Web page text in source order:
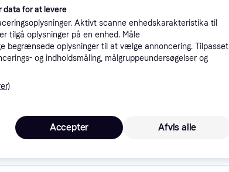
Bestillingsvare235 kr.
data for at levere
Aktivt scanne enhedskarakteristika til
tilgå oplysninger på en enhed. Måle
begrænsede oplysninger til at vælge annoncering. Tilpasset
og indholdsmåling, målgruppeundersøgelser og
Afvis alle
Accepter